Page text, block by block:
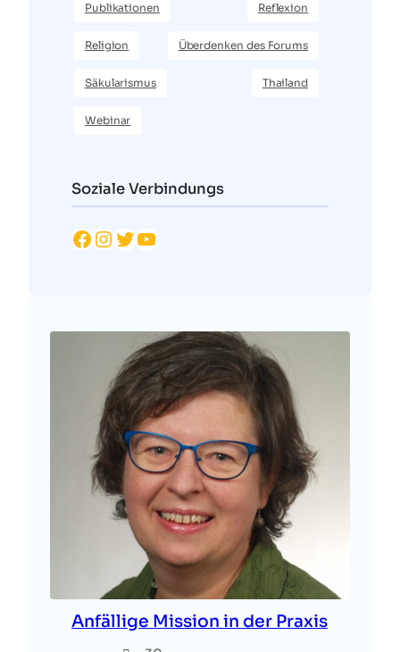
Publikationen Reflexion
Religion Überdenken des Forums
Säkularismus Thailand
Webinar
Soziale Verbindungs
Facebook Instagram Twitter YouTube
Anfällige Mission in der Praxis